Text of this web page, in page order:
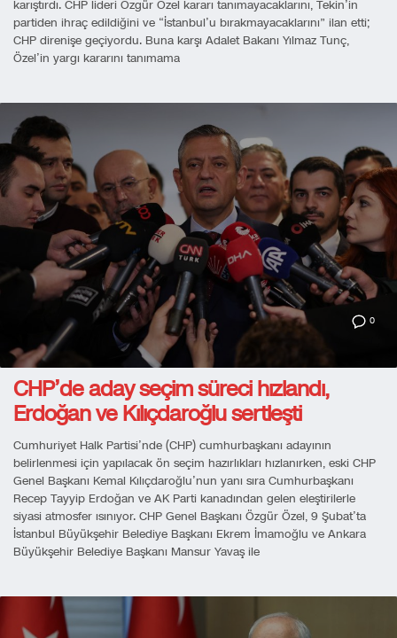
karıştırdı. CHP lideri Özgür Özel kararı tanımayacaklarını, Tekin’in
partiden ihraç edildiğini ve “İstanbul’u bırakmayacaklarını” ilan etti;
CHP direnişe geçiyordu. Buna karşı Adalet Bakanı Yılmaz Tunç,
Özel’in yargı kararını tanımama
0
CHP’de aday seçim süreci hızlandı,
Erdoğan ve Kılıçdaroğlu sertleşti
Cumhuriyet Halk Partisi’nde (CHP) cumhurbaşkanı adayının
belirlenmesi için yapılacak ön seçim hazırlıkları hızlanırken, eski CHP
Genel Başkanı Kemal Kılıçdaroğlu’nun yanı sıra Cumhurbaşkanı
Recep Tayyip Erdoğan ve AK Parti kanadından gelen eleştirilerle
siyasi atmosfer ısınıyor. CHP Genel Başkanı Özgür Özel, 9 Şubat’ta
İstanbul Büyükşehir Belediye Başkanı Ekrem İmamoğlu ve Ankara
Büyükşehir Belediye Başkanı Mansur Yavaş ile